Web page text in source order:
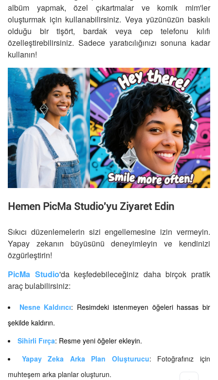
albüm yapmak, özel çıkartmalar ve komik mim'ler
oluşturmak için kullanabilirsiniz. Veya yüzünüzün baskılı
olduğu bir tişört, bardak veya cep telefonu kılıfı
özelleştirebilirsiniz. Sadece yaratıcılığınızı sonuna kadar
kullanın!
Hemen PicMa Studio'yu Ziyaret Edin
Sıkıcı düzenlemelerin sizi engellemesine izin vermeyin.
Yapay zekanın büyüsünü deneyimleyin ve kendinizi
özgürleştirin!
PicMa Studio'da keşfedebileceğiniz daha birçok pratik
araç bulabilirsiniz:
Nesne Kaldırıcı: Resimdeki istenmeyen öğeleri hassas bir
şekilde kaldırın.
Sihirli Fırça: Resme yeni öğeler ekleyin.
Yapay Zeka Arka Plan Oluşturucu: Fotoğrafınız için
muhteşem arka planlar oluşturun.